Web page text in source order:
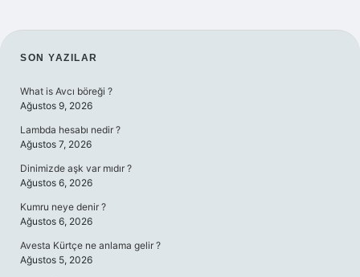
SIDEBAR
SON YAZILAR
What is Avcı böreği ?
Ağustos 9, 2026
Lambda hesabı nedir ?
Ağustos 7, 2026
Dinimizde aşk var mıdır ?
Ağustos 6, 2026
Kumru neye denir ?
Ağustos 6, 2026
Avesta Kürtçe ne anlama gelir ?
Ağustos 5, 2026